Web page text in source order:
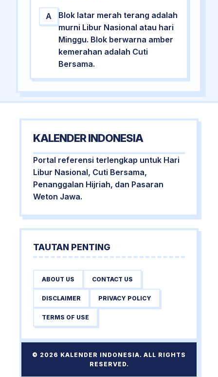
A
Blok latar merah terang adalah
murni Libur Nasional atau hari
Minggu. Blok berwarna amber
kemerahan adalah Cuti
Bersama.
KALENDER INDONESIA
Portal referensi terlengkap untuk Hari
Libur Nasional, Cuti Bersama,
Penanggalan Hijriah, dan Pasaran
Weton Jawa.
TAUTAN PENTING
ABOUT US CONTACT US
DISCLAIMER PRIVACY POLICY
TERMS OF USE
© 2026 KALENDER INDONESIA. ALL RIGHTS
RESERVED.